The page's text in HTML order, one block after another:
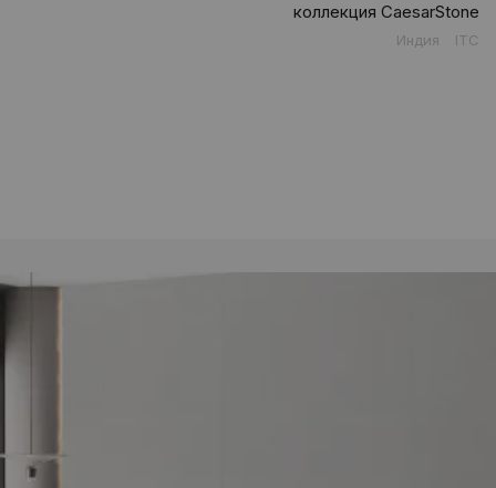
коллекция CaesarStone
Индия ITC